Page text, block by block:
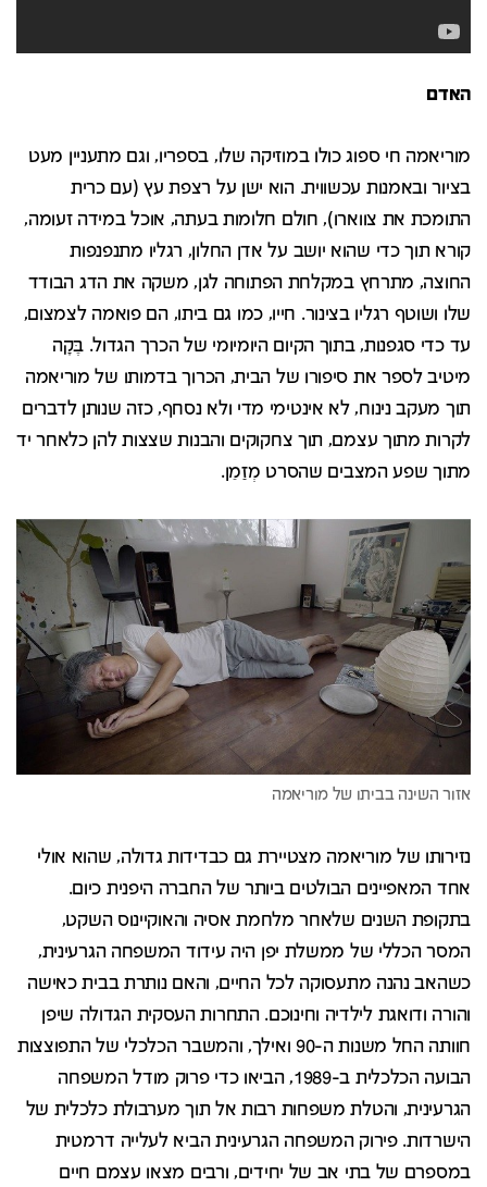
האדם
מוריאמה חי ספוג כולו במוזיקה שלו, בספריו, וגם מתעניין מעט
בציור ובאמנות עכשווית. הוא ישן על רצפת עץ (עם כרית
התומכת את צווארו), חולם חלומות בעתה, אוכל במידה זעומה,
קורא תוך כדי שהוא יושב על אדן החלון, רגליו מתנפנפות
החוצה, מתרחץ במקלחת הפתוחה לגן, משקה את הדג הבודד
שלו ושוטף רגליו בצינור. חייו, כמו גם ביתו, הם פואמה לצמצום,
עד כדי סגפנות, בתוך הקיום היומיומי של הכרך הגדול. בֶּקָה
מיטיב לספר את סיפורו של הבית, הכרוך בדמותו של מוריאמה
תוך מעקב נינוח, לא אינטימי מדי ולא נסחף, כזה שנותן לדברים
לקרות מתוך עצמם, תוך צחקוקים והבנות שצצות להן כלאחר יד
מתוך שפע המצבים שהסרט מְזַמֵן.
נזירותו של מוריאמה מצטיירת גם כבדידות גדולה, שהוא אולי
אחד המאפיינים הבולטים ביותר של החברה היפנית כיום.
בתקופת השנים שלאחר מלחמת אסיה והאוקיינוס השקט,
המסר הכללי של ממשלת יפן היה עידוד המשפחה הגרעינית,
כשהאב נהנה מתעסוקה לכל החיים, והאם נותרת בבית כאישה
והורה ודואגת לילדיה וחינוכם. התחרות העסקית הגדולה שיפן
חוותה החל משנות ה-90 ואילך, והמשבר הכלכלי של התפוצצות
הבועה הכלכלית ב-1989, הביאו כדי פרוק מודל המשפחה
הגרעינית, והטלת משפחות רבות אל תוך מערבולת כלכלית של
הישרדות. פירוק המשפחה הגרעינית הביא לעלייה דרמטית
במספרם של בתי אב של יחידים, ורבים מצאו עצמם חיים